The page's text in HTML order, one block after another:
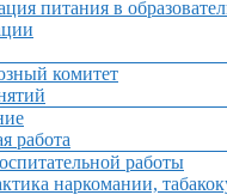
питания в
комитет
работа
работы
наркомании,